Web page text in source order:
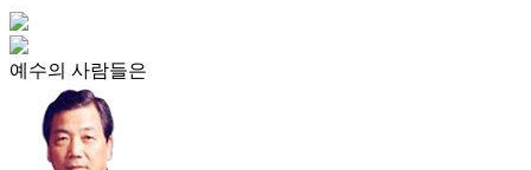
예수의 사람들은